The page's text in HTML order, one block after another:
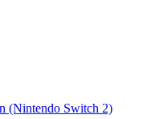
(Nintendo Switch 2)